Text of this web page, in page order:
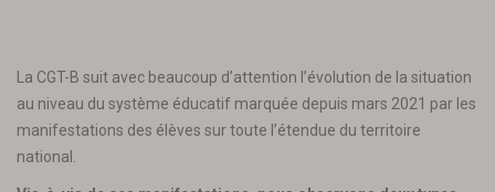
La CGT-B suit avec beaucoup d’attention l’évolution de la situation
au niveau du système éducatif marquée depuis mars 2021 par les
manifestations des élèves sur toute l’étendue du territoire
national.